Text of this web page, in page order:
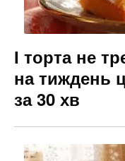
І торта не
на тиждень
за 30 хв